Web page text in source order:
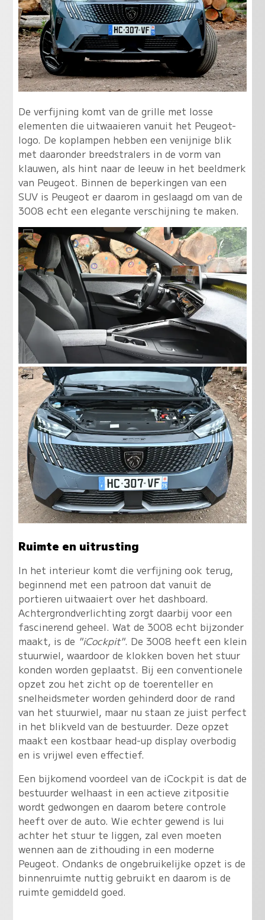
De verfijning komt van de grille met losse
elementen die uitwaaieren vanuit het Peugeot-
logo. De koplampen hebben een venijnige blik
met daaronder breedstralers in de vorm van
klauwen, als hint naar de leeuw in het beeldmerk
van Peugeot. Binnen de beperkingen van een
SUV is Peugeot er daarom in geslaagd om van de
3008 echt een elegante verschijning te maken.
Ruimte en uitrusting
In het interieur komt die verfijning ook terug,
beginnend met een patroon dat vanuit de
portieren uitwaaiert over het dashboard.
Achtergrondverlichting zorgt daarbij voor een
fascinerend geheel. Wat de 3008 echt bijzonder
maakt, is de "iCockpit". De 3008 heeft een klein
stuurwiel, waardoor de klokken boven het stuur
konden worden geplaatst. Bij een conventionele
opzet zou het zicht op de toerenteller en
snelheidsmeter worden gehinderd door de rand
van het stuurwiel, maar nu staan ze juist perfect
in het blikveld van de bestuurder. Deze opzet
maakt een kostbaar head-up display overbodig
en is vrijwel even effectief.
Een bijkomend voordeel van de iCockpit is dat de
bestuurder welhaast in een actieve zitpositie
wordt gedwongen en daarom betere controle
heeft over de auto. Wie echter gewend is lui
achter het stuur te liggen, zal even moeten
wennen aan de zithouding in een moderne
Peugeot. Ondanks de ongebruikelijke opzet is de
binnenruimte nuttig gebruikt en daarom is de
ruimte gemiddeld goed.